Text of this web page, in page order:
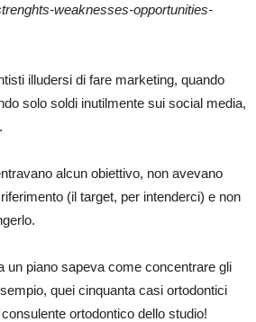
weaknesses-opportunities-
illudersi di fare marketing, quando
solo soldi inutilmente sui social media,
alcun obiettivo, non avevano
(il target, per intenderci) e non
un piano sapeva come concentrare gli
quei cinquanta casi ortodontici
ortodontico dello studio!